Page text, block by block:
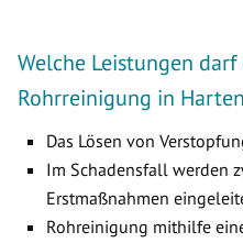
Welche Leistungen
Rohrreinigung in
Das Lösen von
Im Schadensfall werden
Erstmaßnahmen
Rohreinigung mithilfe